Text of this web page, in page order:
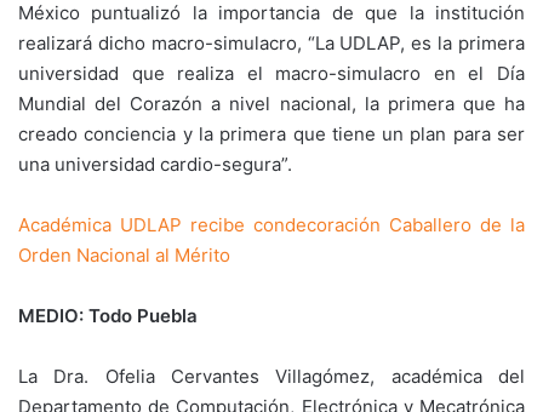
México puntualizó la importancia de que la institución
realizará dicho macro-simulacro, “La UDLAP, es la primera
universidad que realiza el macro-simulacro en el Día
Mundial del Corazón a nivel nacional, la primera que ha
creado conciencia y la primera que tiene un plan para ser
una universidad cardio-segura”.
Académica UDLAP recibe condecoración Caballero de la
Orden Nacional al Mérito
MEDIO: Todo Puebla
La Dra. Ofelia Cervantes Villagómez, académica del
Departamento de Computación, Electrónica y Mecatrónica